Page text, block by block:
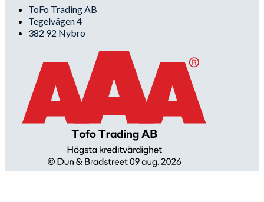
ToFo Trading AB
Tegelvägen 4
382 92 Nybro